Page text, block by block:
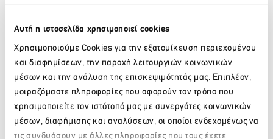
Αυτή η ιστοσελίδα χρησιμοποιεί cookies
Χρησιμοποιούμε Cookies για την εξατομίκευση περιεχομένου
και διαφημίσεων, την παροχή λειτουργιών κοινωνικών
μέσων και την ανάλυση της επισκεψιμότητάς μας. Επιπλέον,
μοιραζόμαστε πληροφορίες που αφορούν τον τρόπο που
χρησιμοποιείτε τον ιστότοπό μας με συνεργάτες κοινωνικών
μέσων, διαφήμισης και αναλύσεων, οι οποίοι ενδεχομένως να
τις συνδυάσουν με άλλες πληροφορίες που τους έχετε
στο περιβάλλον, με σκοπό την αειφόρο ανάπτυξη.